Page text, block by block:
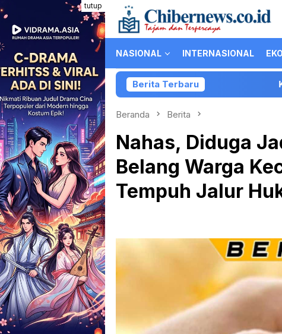
Loncat
ke
konten
tutup
NASIONAL INTERNASIONAL
Berita TerbaruKolaborasi
Beranda Berita
Nahas, Diduga
Belang Warga
Tempuh Jalur